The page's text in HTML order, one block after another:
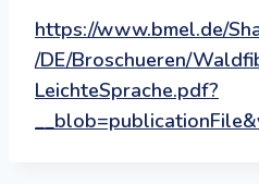
https://www.bmel.de/
/DE/Broschueren/
LeichteSprache.pdf?